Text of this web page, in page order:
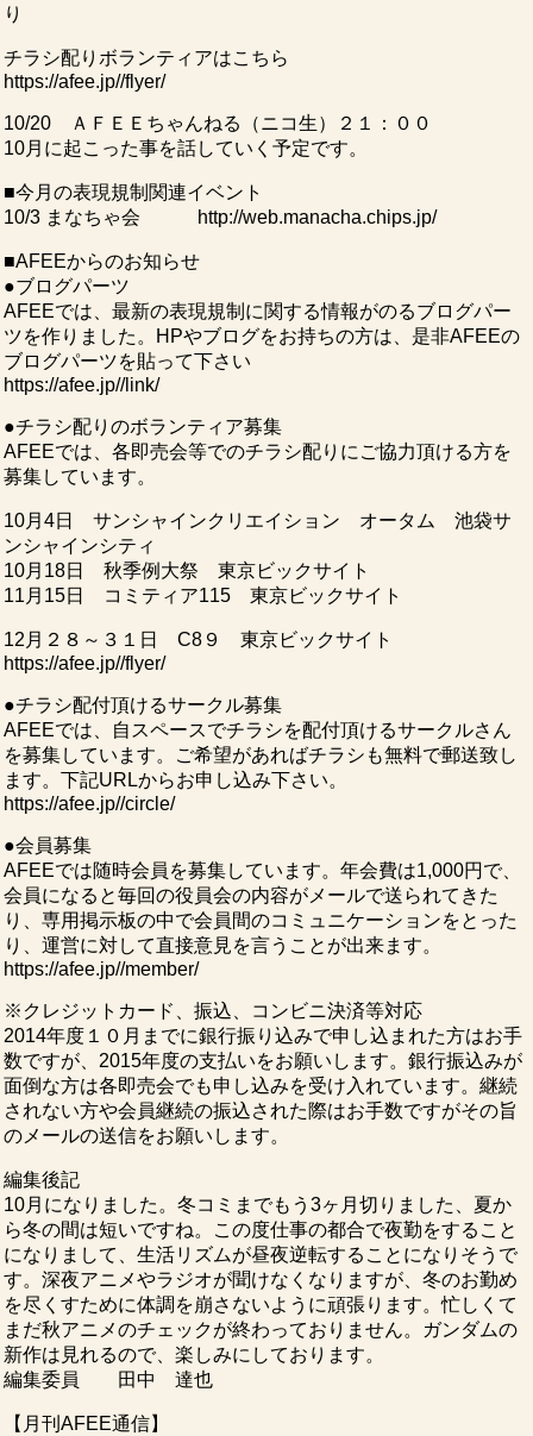
り
チラシ配りボランティアはこちら
https://afee.jp//flyer/
10/20 ＡＦＥＥちゃんねる（ニコ生）２１：００
10月に起こった事を話していく予定です。
■今月の表現規制関連イベント
10/3 まなちゃ会 http://web.manacha.chips.jp/
■AFEEからのお知らせ
●ブログパーツ
AFEEでは、最新の表現規制に関する情報がのるブログパー
ツを作りました。HPやブログをお持ちの方は、是非AFEEの
ブログパーツを貼って下さい
https://afee.jp//link/
●チラシ配りのボランティア募集
AFEEでは、各即売会等でのチラシ配りにご協力頂ける方を
募集しています。
10月4日 サンシャインクリエイション オータム 池袋サ
ンシャインシティ
10月18日 秋季例大祭 東京ビックサイト
11月15日 コミティア115 東京ビックサイト
12月２８～３１日 C8９ 東京ビックサイト
https://afee.jp//flyer/
●チラシ配付頂けるサークル募集
AFEEでは、自スペースでチラシを配付頂けるサークルさん
を募集しています。ご希望があればチラシも無料で郵送致し
ます。下記URLからお申し込み下さい。
https://afee.jp//circle/
●会員募集
AFEEでは随時会員を募集しています。年会費は1,000円で、
会員になると毎回の役員会の内容がメールで送られてきた
り、専用掲示板の中で会員間のコミュニケーションをとった
り、運営に対して直接意見を言うことが出来ます。
https://afee.jp//member/
※クレジットカード、振込、コンビニ決済等対応
2014年度１０月までに銀行振り込みで申し込まれた方はお手
数ですが、2015年度の支払いをお願いします。銀行振込みが
面倒な方は各即売会でも申し込みを受け入れています。継続
されない方や会員継続の振込された際はお手数ですがその旨
のメールの送信をお願いします。
編集後記
10月になりました。冬コミまでもう3ヶ月切りました、夏か
ら冬の間は短いですね。この度仕事の都合で夜勤をすること
になりまして、生活リズムが昼夜逆転することになりそうで
す。深夜アニメやラジオが聞けなくなりますが、冬のお勤め
を尽くすために体調を崩さないように頑張ります。忙しくて
まだ秋アニメのチェックが終わっておりません。ガンダムの
新作は見れるので、楽しみにしております。
編集委員 田中 達也
【月刊AFEE通信】